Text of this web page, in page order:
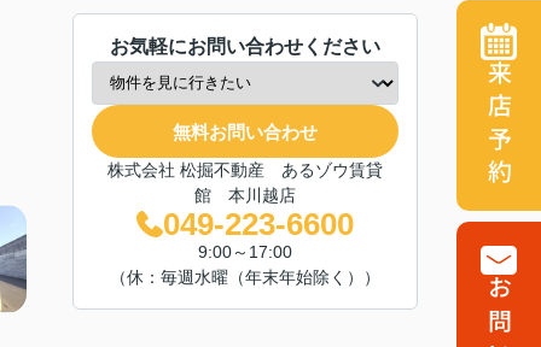
お気軽にお問い合わせください
無料お問い合わせ
株式会社 松掘不動産 あるゾウ賃貸
館 本川越店
049-223-6600
9:00～17:00
（休：毎週水曜（年末年始除く））
来店予約